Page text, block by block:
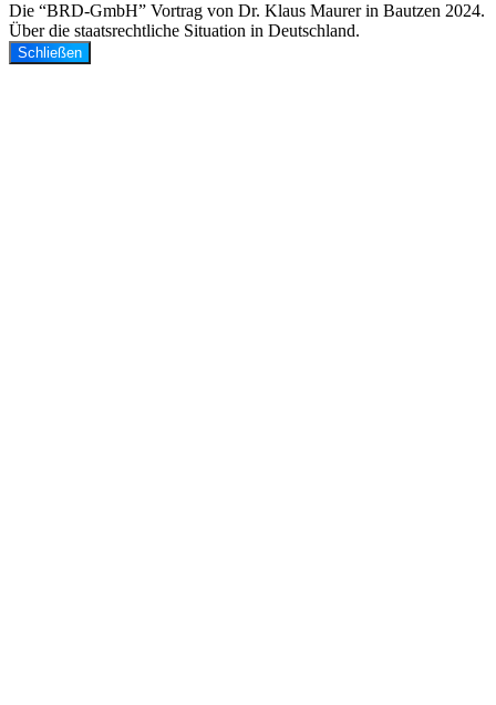
Die “BRD-GmbH” Vortrag von Dr. Klaus Maurer in Bautzen 2024.
Über die staatsrechtliche Situation in Deutschland.
Schließen